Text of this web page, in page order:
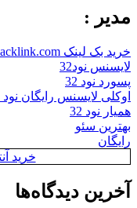
مدیر :
خرید بک لینک behtarinbacklink.com
لایسنس نود32
پسورد نود 32
اوکلی لایسنس رایگان نود 32
همیار نود 32
بهترین سئو
رایگان
خرید
آخرین دیدگاه‌ها